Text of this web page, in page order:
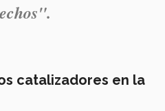
".
catalizadores en la